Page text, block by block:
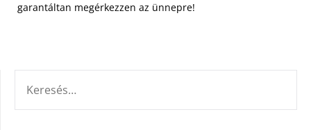
garantáltan megérkezzen az ünnepre!